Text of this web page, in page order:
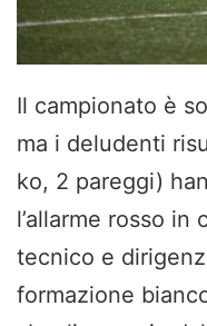
Il campionato è
ma i deludenti
ko, 2 pareggi)
l’allarme rosso in
tecnico e
formazione